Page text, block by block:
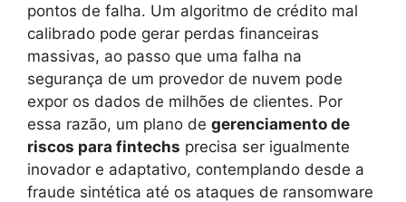
pontos de falha. Um algoritmo de crédito mal
calibrado pode gerar perdas financeiras
massivas, ao passo que uma falha na
segurança de um provedor de nuvem pode
expor os dados de milhões de clientes. Por
essa razão, um plano de gerenciamento de
riscos para fintechs precisa ser igualmente
inovador e adaptativo, contemplando desde a
fraude sintética até os ataques de ransomware